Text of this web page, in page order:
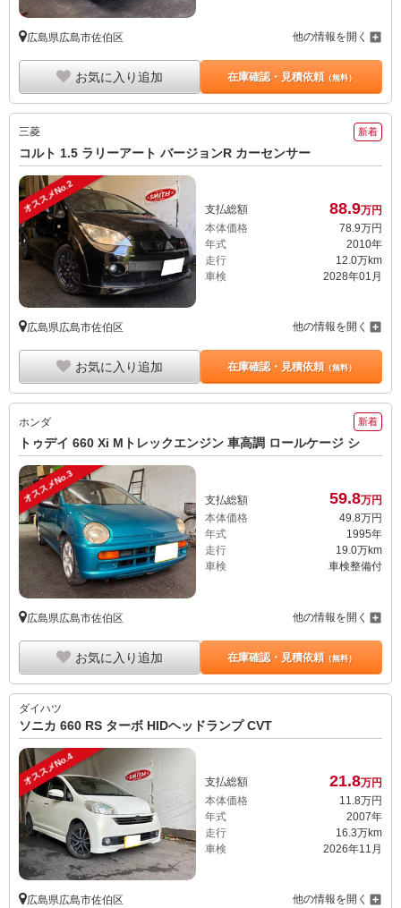
広島県広島市佐伯区 他の情報を開く
お気に入り追加 在庫確認・見積依頼（無料）
三菱 新着
コルト 1.5 ラリーアート バージョンR カーセンサー
オススメNo.2 支払総額 88.9万円
本体価格
78. 9万円
年式
2010年
走行
12.0万km
車検
2028年01月
広島県広島市佐伯区 他の情報を開く
お気に入り追加 在庫確認・見積依頼（無料）
ホンダ 新着
トゥデイ 660 Xi Mトレックエンジン 車高調 ロールケージ シ
オススメNo.3 支払総額 59.8万円
本体価格
49.8万円
年式
1995年
走行
19.0万km
車検
車検整備付
広島県広島市佐伯区 他の情報を開く
お気に入り追加 在庫確認・見積依頼（無料）
ダイハツ
ソニカ 660 RS ターボ HIDヘッドランプ CVT
オススメNo.4 支払総額 21.8万円
本体価格
11. 8万円
年式
2007年
走行
16.3万km
車検
2026年11月
広島県広島市佐伯区 他の情報を開く